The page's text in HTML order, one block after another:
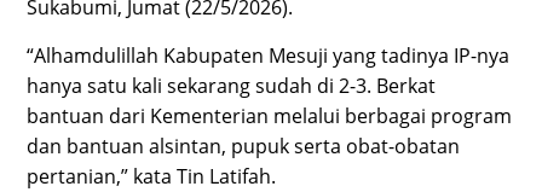
Sukabumi, Jumat (22/5/2026).
“Alhamdulillah Kabupaten Mesuji yang tadinya IP-nya
hanya satu kali sekarang sudah di 2-3. Berkat
bantuan dari Kementerian melalui berbagai program
dan bantuan alsintan, pupuk serta obat-obatan
pertanian,” kata Tin Latifah.